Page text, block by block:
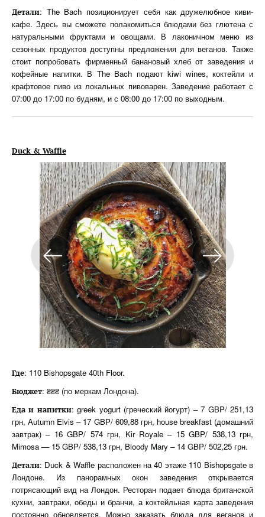
Детали: The Bach позиционирует себя как дружелюбное киви-
кафе. Здесь вы сможете полакомиться блюдами без глютена с
натуральными фруктами и овощами. В лаконичном меню из
сезонных продуктов доступны предложения для веганов. Также
стоит попробовать фирменный банановый хлеб от заведения и
кофейные напитки. В The Bach подают kiwi wines, коктейли и
крафтовое пиво из локальных пивоварен. Заведение работает с
07:00 до 17:00 по будням, и с 08:00 до 17:00 по выходным.
Duck & Waffle
Где: 110 Bishopsgate 40th Floor.
Бюджет: ₴₴₴ (по меркам Лондона).
Еда и напитки: greek yogurt (греческий йогурт) – 7 GBP/ 251,13
грн, Autumn Elvis – 17 GBP/ 609,88 грн, house breakfast (домашний
завтрак) – 16 GBP/ 574 грн, Kir Royale – 15 GBP/ 538,13 грн,
Mimosa — 15 GBP/ 538,13 грн, Bloody Mary – 14 GBP/ 502,25 грн.
Детали: Duck & Waffle расположен на 40 этаже 110 Bishopsgate в
Лондоне. Из панорамных окон заведения открывается
потрясающий вид на Лондон. Ресторан подает блюда британской
кухни, завтраки, обеды и бранчи, а коктейльная карта заведения
постоянно обновляется. Можно заказать блюда для веганов и